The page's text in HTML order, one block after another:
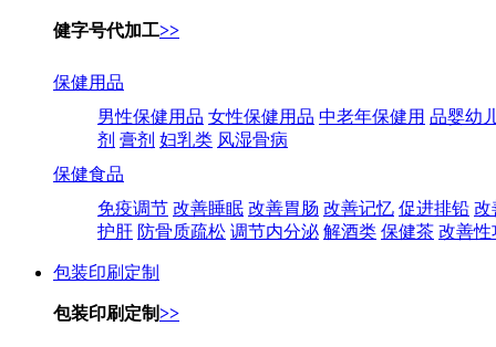
健字号代加工>>
保健用品
男性保健用品 女性保健用品 中老年保健用 品婴幼
剂 膏剂 妇乳类 风湿骨病
保健食品
免疫调节 改善睡眠 改善胃肠 改善记忆 促进排铅 改
护肝 防骨质疏松 调节内分泌 解酒类 保健茶 改善性
包装印刷定制
包装印刷定制>>